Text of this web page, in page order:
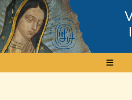
Skip
to
content
Toggle